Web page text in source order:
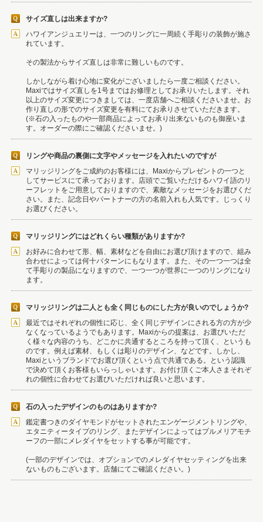
サイズ直しは出来ますか?
ハワイアンジュエリーは、一つのリングに一周続く手彫りの装飾が施さ
れています。
その製法からサイズ直しは非常に難しいものです。
しかしながら着け心地に変化がございましたら一度ご相談ください。
Maxiではサイズ直しを1号まではお修理としてお承りいたします。それ
以上のサイズ変更につきましては、一度店舗へご相談くださいませ。お
作り直しの形でのサイズ変更を有料にてお承りさせていただきます。
(※石の入ったものや一部商品によってお承り出来ないものも御座いま
す。オーダーの際にご確認くださいませ。)
リングや商品の裏側に文字やメッセージを入れたいのですが
マリッジリングをご成約のお客様には、Maxiからプレゼントの一つと
してサービスにて承っております。店頭でご覧いただけるハワイ語のリ
ーフレットをご用意しておりますので、素敵なメッセージをお選びくだ
さい。また、記念日やパートナーの方の名前入れも人気です。じっくり
お選びください。
マリッジリングにはどれくらい種類がありますか?
お好みに合わせて形、幅、素材などを自由にお選び頂けますので、組み
合わせによっては何十パターンにもなります。また、その一つ一つは全
て手彫りの製品になりますので、一つ一つが世界に一つのリングになり
ます。
マリッジリングは二人とも全く同じものにした方が良いのでしょうか?
最近ではそれぞれの個性に応じ、全く同じデザインにされる方の方が少
なくなっているようでもあります。Maxiからの提案は、お選びいただ
く様々な内容のうち、どこかに共通するところを持って頂く、というも
のです。例えば素材、もしくは彫りのデザイン、などです。しかし、
Maxiというブランドでお選び頂くという点で共通である。という認識
で決めて頂くお客様もいらっしゃいます。お付け頂くご本人さまそれぞ
れの個性に合わせてお選びいただければ良いと思います。
石の入ったデザインのものはありますか?
鑑定書つきのダイヤモンドがセットされたエンゲージメントリングや、
エタニティータイプのリング、またデザインによってはプルメリアモチ
ーフの一部にメレダイヤをセットする事が可能です。
(一部のデザインでは、オプションでのメレダイヤセッティングを出来
ないものもございます。店舗にてご確認ください。)